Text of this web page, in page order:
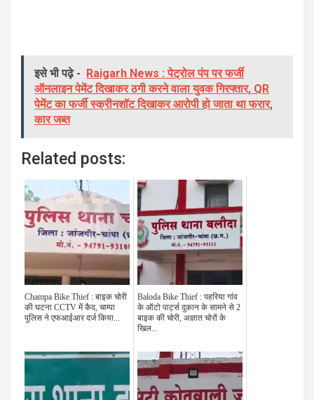
इसे भी पढ़े -
Raigarh News : पेट्रोल पंप पर फर्जी
ऑनलाइन पेमेंट दिखाकर ठगी करने वाला युवक गिरफ्तार, QR
पेमेंट का फर्जी स्क्रीनशॉट दिखाकर आरोपी हो जाता था फरार,
कार जब्त
Related posts:
Champa Bike Thief : बाइक चोरी
की घटना CCTV में कैद, चाम्पा
पुलिस ने एफआईआर दर्ज किया...
Baloda Bike Thief : पहरिया गांव
के ऑटो पार्ट्स दुकान के सामने से 2
बाइक की चोरी, अज्ञात चोरों के
खिल...